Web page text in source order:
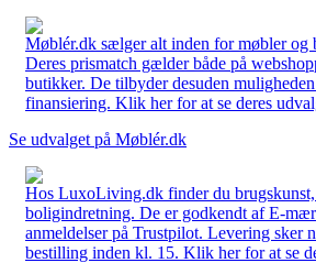
Møblér.dk sælger alt inden for møbler og
Deres prismatch gælder både på
butikker. De tilbyder desuden
finansiering. Klik her for at se deres
Se udvalget på Møblér.dk
Hos LuxoLiving.dk finder du
boligindretning. De er godkendt af E-
anmeldelser på Trustpilot. Levering sker
bestilling inden kl. 15. Klik her for at se